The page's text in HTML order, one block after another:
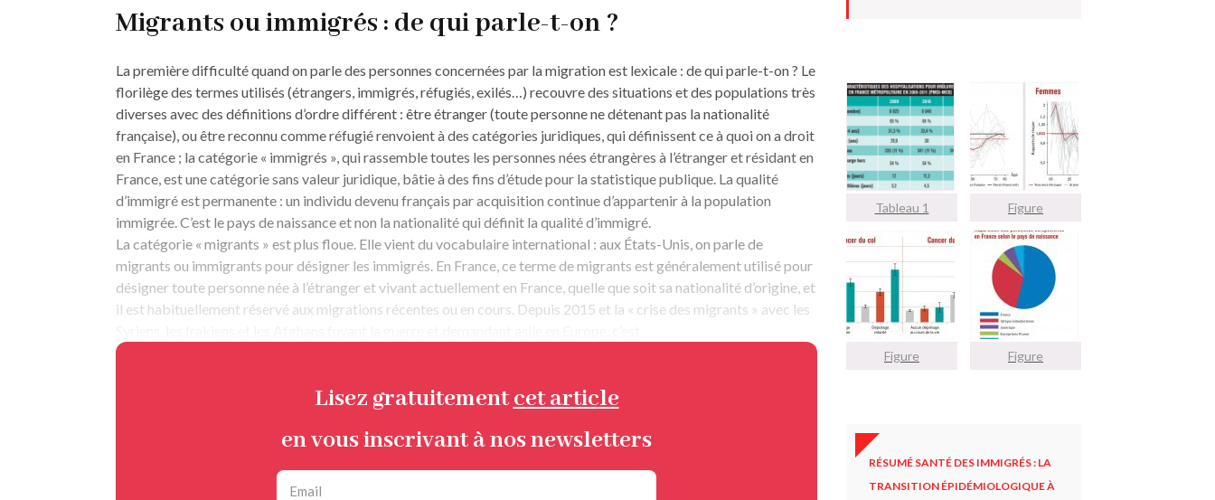
Migrants ou immigrés : de qui parle-t-on ?
La première difficulté quand on parle des personnes concernées par la migration est lexicale : de qui parle-t-on ? Le
florilège des termes utilisés (étrangers, immigrés, réfugiés, exilés…) recouvre des situations et des populations très
diverses avec des définitions d’ordre différent : être étranger (toute personne ne détenant pas la nationalité
française), ou être reconnu comme réfugié renvoient à des catégories juridiques, qui définissent ce à quoi on a droit
en France ; la catégorie « immigrés », qui rassemble toutes les personnes nées étrangères à l’étranger et résidant en
France, est une catégorie sans valeur juridique, bâtie à des fins d’étude pour la statistique publique. La qualité
d’immigré est permanente : un individu devenu français par acquisition continue d’appartenir à la population
immigrée. C’est le pays de naissance et non la nationalité qui définit la qualité d’immigré.
La catégorie « migrants » est plus floue. Elle vient du vocabulaire international : aux États-Unis, on parle de
migrants ou immigrants pour désigner les immigrés. En France, ce terme de migrants est généralement utilisé pour
désigner toute personne née à l’étranger et vivant actuellement en France, quelle que soit sa nationalité d’origine, et
il est habituellement réservé aux migrations récentes ou en cours. Depuis 2015 et la « crise des migrants » avec les
Lisez gratuitementcet article
en vous inscrivant à nos newsletters
Tableau 1 Figure
Figure Figure
RÉSUMÉ SANTÉ DES IMMIGRÉS : LA
TRANSITION ÉPIDÉMIOLOGIQUE À